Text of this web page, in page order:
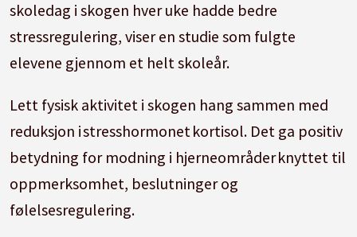
skoledag i skogen hver uke hadde bedre
stressregulering, viser en studie som fulgte
elevene gjennom et helt skoleår.
Lett fysisk aktivitet i skogen hang sammen med
reduksjon i stresshormonet kortisol. Det ga positiv
betydning for modning i hjerneområder knyttet til
oppmerksomhet, beslutninger og
følelsesregulering.